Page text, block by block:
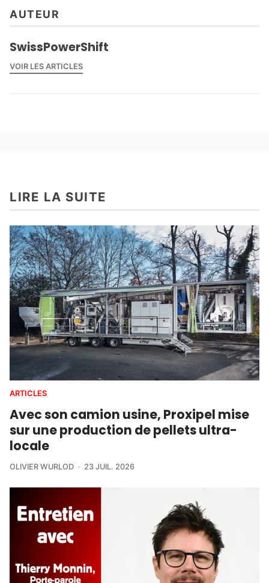
AUTEUR
SwissPowerShift
VOIR LES ARTICLES
LIRE LA SUITE
ARTICLES
Avec son camion usine, Proxipel mise
sur une production de pellets ultra-
locale
OLIVIER WURLOD 23 JUIL. 2026